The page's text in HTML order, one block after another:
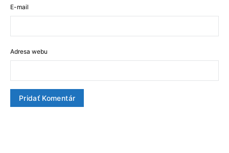
E-mail
Adresa webu